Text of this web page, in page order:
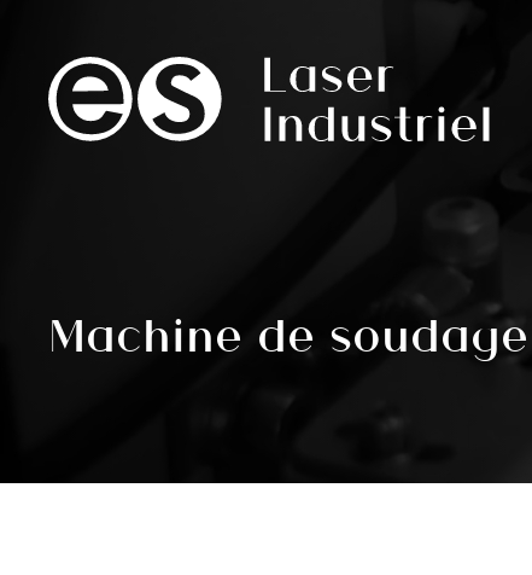
Machine de